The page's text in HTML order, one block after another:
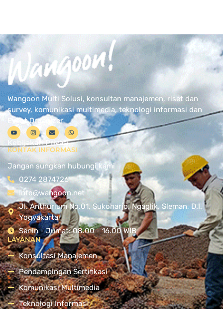
Wangoon Multi Solusi, konsultan manajemen, riset dan
survey, komunikasi multimedia, teknologi informasi dan
Event Organizer
Kebijakan Privasi
KONTAK INFORMASI
Jangan sungkan hubungi kami
0274 2874726
Info@wangoon.net
Jl. Anthurium No.01, Sukoharjo, Ngaglik, Sleman, D.I.
Yogyakarta
Senin - Jumat: 08.00 - 16.00 WIB
LAYANAN
Konsultasi Manajemen
Pendampingan Sertifikasi
Komunikasi Multimedia
Teknologi Informasi